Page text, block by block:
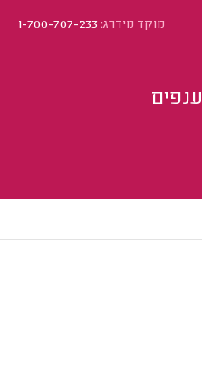
מוקד מידרג:1-700-707-233
ענפים